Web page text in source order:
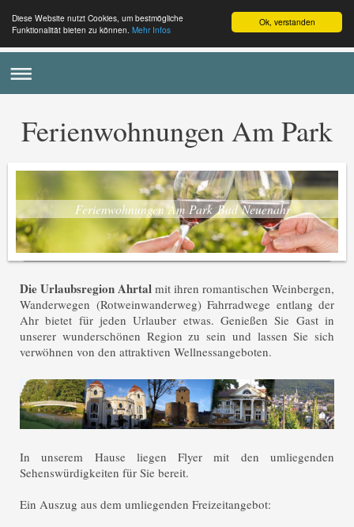
Ok, verstanden
Diese Website nutzt Cookies, um bestmögliche
Funktionalität bieten zu können. Mehr Infos
Ferienwohnungen Am Park
Ferienwohnungen Am Park Bad Neuenahr
DieUrlaubsregion Ahrtal mit ihren romantischen Weinbergen,
Wanderwegen (Rotweinwanderweg) Fahrradwege entlang der
Ahr bietet für jeden Urlauber etwas. Genießen Sie Gast in
unserer wunderschönen Region zu sein und lassen Sie sich
verwöhnen von den attraktiven Wellnessangeboten.
In unserem Hause liegen Flyer mit den umliegenden
Sehenswürdigkeiten für Sie bereit.
Ein Auszug aus dem umliegenden Freizeitangebot: